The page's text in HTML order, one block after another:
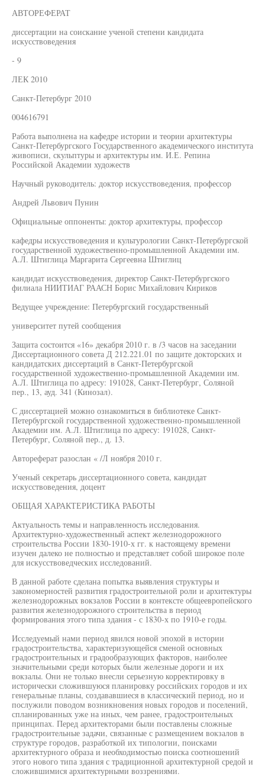
АВТОРЕФЕРАТ
диссертации на соискание ученой степени кандидата
искусствоведения
- 9
ЛЕК 2010
Санкт-Петербург 2010
004616791
Работа выполнена на кафедре истории и теории архитектуры
Санкт-Петербургского Государственного академического института
живописи, скульптуры и архитектуры им. И.Е. Репина
Российской Академии художеств
Научный руководитель: доктор искусствоведения, профессор
Андрей Львович Пунин
Официальные оппоненты: доктор архитектуры, профессор
кафедры искусствоведения и культурологии Санкт-Петербургской
государственной художественно-промышленной Академии им.
А.Л. Штиглица Маргарита Сергеевна Штиглиц
кандидат искусствоведения, директор Санкт-Петербургского
филиала НИИТИАГ РААСН Борис Михайлович Кириков
Ведущее учреждение: Петербургский государственный
университет путей сообщения
Защита состоится «16» декабря 2010 г. в /3 часов на заседании
Диссертационного совета Д 212.221.01 по защите докторских и
кандидатских диссертаций в Санкт-Петербургской
государственной художественно-промышленной Академии им.
А.Л. Штиглица по адресу: 191028, Санкт-Петербург, Соляной
пер., 13, ауд. 341 (Кинозал).
С диссертацией можно ознакомиться в библиотеке Санкт-
Петербургской государственной художественно-промышленной
Академии им. А.Л. Штиглица по адресу: 191028, Санкт-
Петербург, Соляной пер., д. 13.
Автореферат разослан « /Л ноября 2010 г.
Ученый секретарь диссертационного совета, кандидат
искусствоведения, доцент
ОБЩАЯ ХАРАКТЕРИСТИКА РАБОТЫ
Актуальность темы и направленность исследования.
Архитектурно-художественный аспект железнодорожного
строительства России 1830-1910-х гг. к настоящему времени
изучен далеко не полностью и представляет собой широкое поле
для искусствоведческих исследований.
В данной работе сделана попытка выявления структуры и
закономерностей развития градостроительной роли и архитектуры
железнодорожных вокзалов России в контексте общеевропейского
развития железнодорожного строительства в период
формирования этого типа здания - с 1830-х по 1910-е годы.
Исследуемый нами период явился новой эпохой в истории
градостроительства, характеризующейся сменой основных
градостроительных и градообразующих факторов, наиболее
значительными среди которых были железные дороги и их
вокзалы. Они не только внесли серьезную корректировку в
исторически сложившуюся планировку российских городов и их
генеральные планы, создававшиеся в классический период, но и
послужили поводом возникновения новых городов и поселений,
спланированных уже на иных, чем ранее, градостроительных
принципах. Перед архитекторами были поставлены сложные
градостроительные задачи, связанные с размещением вокзалов в
структуре городов, разработкой их типологии, поисками
архитектурного образа и необходимостью поиска соотношений
этого нового типа здания с традиционной архитектурной средой и
сложившимися архитектурными воззрениями.